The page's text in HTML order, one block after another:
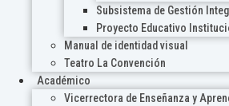
Subsistema de Gestión
Proyecto Educativo
Manual de identidad visual
Teatro La Convención
Académico
Vicerrectora de Enseñanza y